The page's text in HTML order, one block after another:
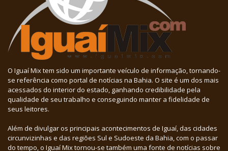
O Iguaí Mix tem sido um importante veículo de informação, tornando-
se referência como portal de notícias na Bahia. O site é um dos mais
acessados do interior do estado, ganhando credibilidade pela
qualidade de seu trabalho e conseguindo manter a fidelidade de
seus leitores.
Além de divulgar os principais acontecimentos de Iguaí, das cidades
circunvizinhas e das regiões Sul e Sudoeste da Bahia, com o passar
do tempo, o Iguaí Mix tornou-se também uma fonte de notícias sobre